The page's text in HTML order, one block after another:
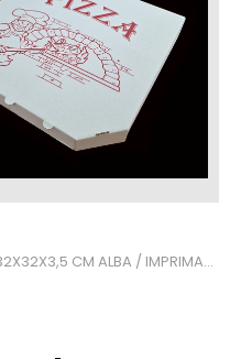
CUTII PIZZA 32X32X3,5 CM ALBA / IMPRIMARE GENERICA